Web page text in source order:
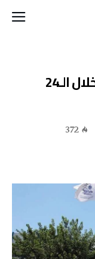
أعلى كميات الأمطار المُسجلة خلال الـ24
372